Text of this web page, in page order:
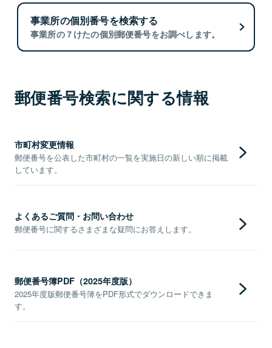
事業所の個別番号を検索する
事業所の７けたの個別郵便番号をお調べします。
郵便番号検索に関する情報
市町村変更情報
郵便番号を公表した市町村の一覧を実施日の新しい順に掲載
しています。
よくあるご質問・お問い合わせ
郵便番号に関するさまざまな疑問にお答えします。
郵便番号簿PDF（2025年度版）
2025年度版郵便番号簿をPDF形式でダウンロードできま
す。